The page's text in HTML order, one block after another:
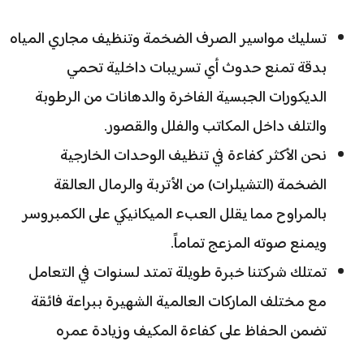
تسليك مواسير الصرف الضخمة وتنظيف مجاري المياه
بدقة تمنع حدوث أي تسريبات داخلية تحمي
الديكورات الجبسية الفاخرة والدهانات من الرطوبة
والتلف داخل المكاتب والفلل والقصور.
نحن الأكثر كفاءة في تنظيف الوحدات الخارجية
الضخمة (التشيلرات) من الأتربة والرمال العالقة
بالمراوح مما يقلل العبء الميكانيكي على الكمبروسر
ويمنع صوته المزعج تماماً.
تمتلك شركتنا خبرة طويلة تمتد لسنوات في التعامل
مع مختلف الماركات العالمية الشهيرة ببراعة فائقة
تضمن الحفاظ على كفاءة المكيف وزيادة عمره